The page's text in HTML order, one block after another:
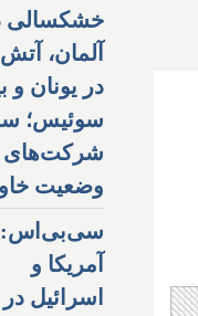
خشکسالی
آلمان، آتش
در یونان و
سوئیس؛
شرکت‌های
وضعیت
سی‌بی‌اس:
آمریکا و
اسرائیل در